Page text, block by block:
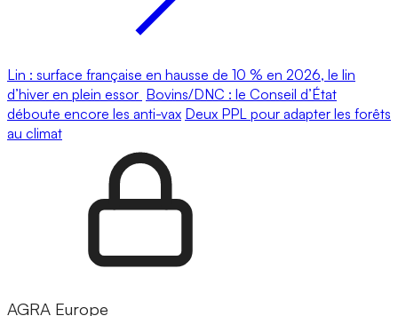
Lin : surface française en hausse de 10 % en 2026, le lin
d’hiver en plein essor Bovins/DNC : le Conseil d’État
déboute encore les anti-vax Deux PPL pour adapter les forêts
au climat
AGRA Europe